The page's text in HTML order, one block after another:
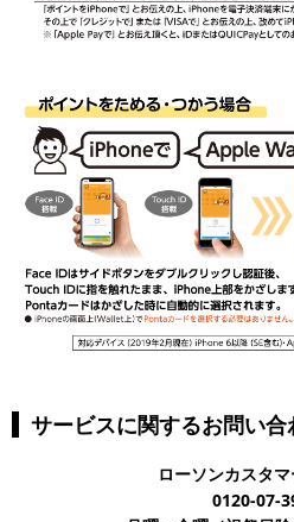
サービスに関するお問い合
ローソンカスタ
0120-07-